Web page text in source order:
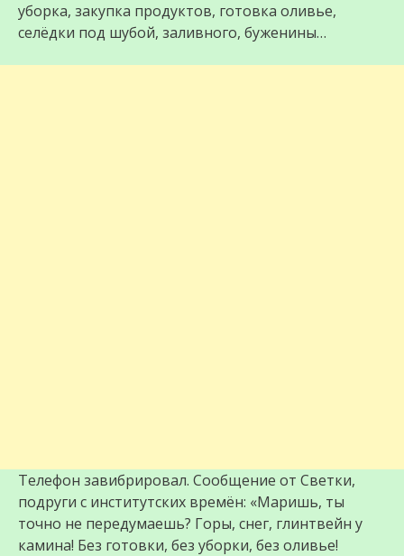
уборка, закупка продуктов, готовка оливье,
селёдки под шубой, заливного, буженины…
Телефон завибрировал. Сообщение от Светки,
подруги с институтских времён: «Маришь, ты
точно не передумаешь? Горы, снег, глинтвейн у
камина! Без готовки, без уборки, без оливье!